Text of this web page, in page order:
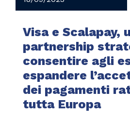
Visa e Scalapay,
partnership
consentire agli
espandere
dei pagamenti
tutta Europa